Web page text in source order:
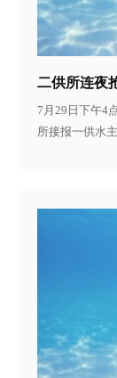
二供所连夜
7月29日下午4
所接报一供水
不便，抢修人
后抢修的施工
点多接通了临